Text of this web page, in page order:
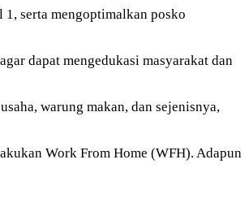
serta mengoptimalkan posko
dapat mengedukasi masyarakat dan
warung makan, dan sejenisnya,
Work From Home (WFH). Adapun